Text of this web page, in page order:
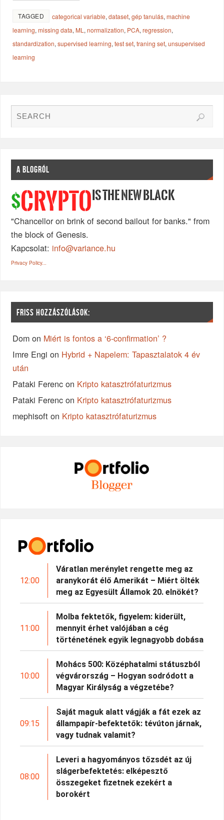
TAGGED categorical variable,dataset,gép tanulás,machine
learning,missing data, ML ,normalization, PCA,regression,
standardization,supervised learning,test set,traning set,unsupervised
learning
A BLOGRÓL
$CRYPTO IS THE NEW BLACK
"Chancellor on brink of second bailout for banks." from
the block of Genesis.
Kapcsolat: info@variance.hu
Privacy Policy...
FRISS HOZZÁSZÓLÁSOK:
Dom on Miért is fontos a ‘6-confirmation’ ?
Imre Engi on Hybrid + Napelem: Tapasztalatok 4 év
után
Pataki Ferenc on Kripto katasztrófaturizmus
Pataki Ferenc on Kripto katasztrófaturizmus
mephisoft on Kripto katasztrófaturizmus
12:00
Váratlan merénylet rengette meg az
aranykorát élő Amerikát – Miért ölték
meg az Egyesült Államok 20. elnökét?
11:00
Molba fektetők, figyelem: kiderült,
mennyit érhet valójában a cég
történetének egyik legnagyobb dobása
10:00
Mohács 500: Középhatalmi státuszból
végvárország – Hogyan sodródott a
Magyar Királyság a végzetébe?
09:15
Saját maguk alatt vágják a fát ezek az
állampapír-befektetők: tévúton járnak,
vagy tudnak valamit?
08:00
Leveri a hagyományos tőzsdét az új
slágerbefektetés: elképesztő
összegeket fizetnek ezekért a
borokért